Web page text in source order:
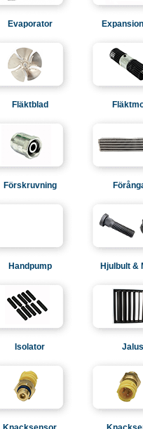
Evaporator
Fläktblad
Förskruvning
Handpump Hjulbult &
Isolator